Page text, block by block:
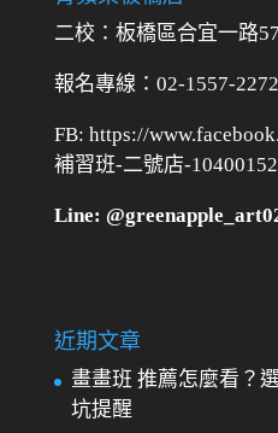
二校： 板橋區合宜一路
報名專線：02-1557-2272
FB: https://
補習班-二號店-
Line:
近期文章
畫畫班 推薦怎麼看？
坑提醒